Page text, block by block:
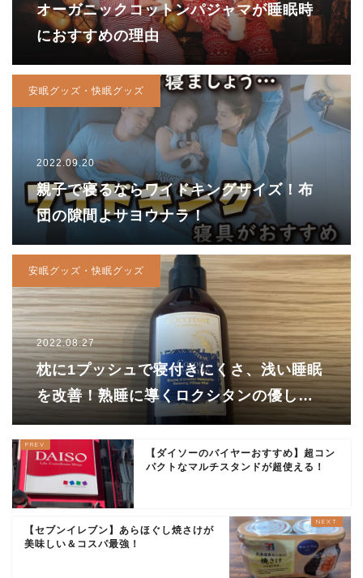
オーガニックコットンパジャマが睡眠時
におすすめの理由
安眠グッズ・快眠グッズ
2022.09.20
親子で寝るならワイドキングサイズ！布
団の隙間よサヨウナラ！
安眠グッズ・快眠グッズ
2022.08.27
枕に1プッシュで寝付きにくさ、浅い睡眠
を改善！熟睡に導くロクシタンの優しい
ラベンダーの香り
【ダイソーのバイヤーおすすめ】超コン
パクトなマルチスタンドが超使える！
【セブンイレブン】あらほぐし焼さけが
美味しい＆コスパ最強！